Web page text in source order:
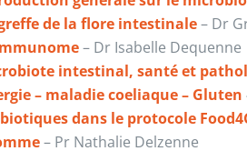
de la flore intestinale– Dr
– Dr Isabelle Dequenne
intestinal, santé et
– maladie coeliaque – Gluten
dans le protocole
– Pr Nathalie Delzenne